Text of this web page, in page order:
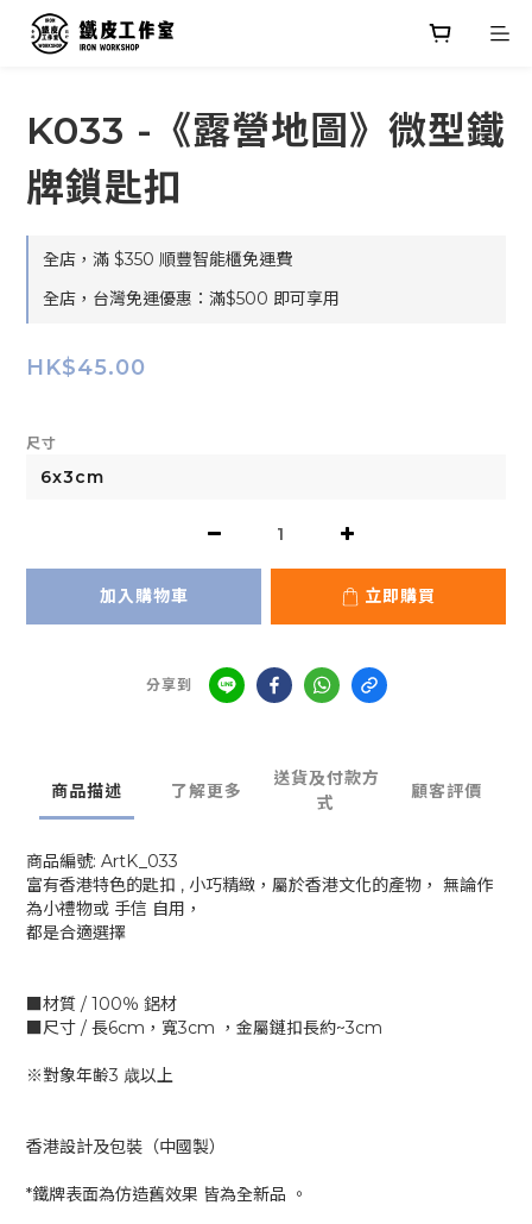
K033 -《露營地圖》微型鐵
牌鎖匙扣
全店，滿 $350 順豐智能櫃免運費
全店，台灣免運優惠：滿$500 即可享用
HK$45.00
尺寸
加入購物車 立即購買
分享到
商品描述 了解更多
送貨及付款方
式
顧客評價
商品編號: ArtK_033
富有香港特色的匙扣 , 小巧精緻，屬於香港文化的產物， 無論作
為小禮物或 手信 自用，
都是合適選擇
■材質 / 100％ 鋁材
■尺寸 / 長6cm，寬3cm ，金屬鏈扣長約~3cm
※對象年齢3 歳以上
香港設計及包裝（中國製）
*鐵牌表面為仿造舊效果 皆為全新品 。